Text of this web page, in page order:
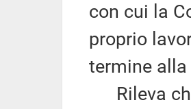
con cui la
proprio
termine
Rileva